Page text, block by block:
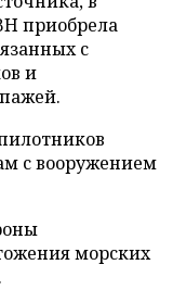
приобрела
с
и
с вооружением
морских